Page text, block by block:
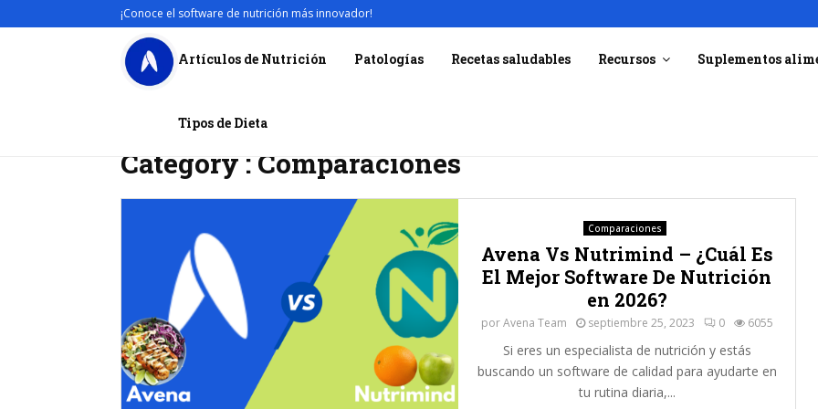
¡Conoce el software de nutrición más innovador!
Artículos de Nutrición Patologías Recetas saludables Recursos Suplementos
Tipos de Dieta
Comparaciones
Category : Comparaciones
Comparaciones
Avena Vs Nutrimind – ¿Cuál Es
El Mejor Software De Nutrición
en 2026?
porAvena Team septiembre 25, 2023 0 6055
Si eres un especialista de nutrición y estás
buscando un software de calidad para ayudarte en
tu rutina diaria,...